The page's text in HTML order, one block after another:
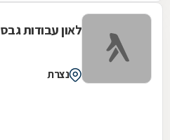
לאון עבודות גבס
נצרת